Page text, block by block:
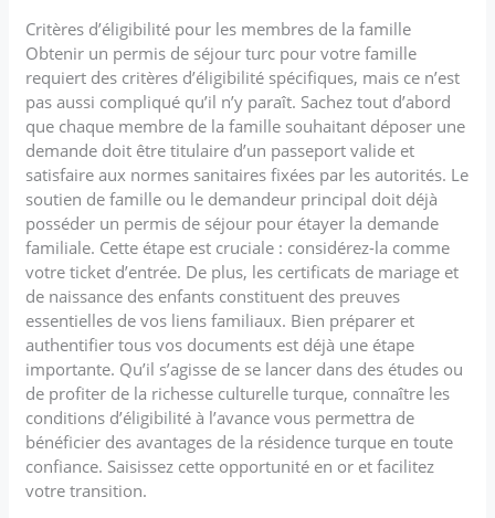
Critères d’éligibilité pour les membres de la famille
Obtenir un permis de séjour turc pour votre famille
requiert des critères d’éligibilité spécifiques, mais ce n’est
pas aussi compliqué qu’il n’y paraît. Sachez tout d’abord
que chaque membre de la famille souhaitant déposer une
demande doit être titulaire d’un passeport valide et
satisfaire aux normes sanitaires fixées par les autorités. Le
soutien de famille ou le demandeur principal doit déjà
posséder un permis de séjour pour étayer la demande
familiale. Cette étape est cruciale : considérez-la comme
votre ticket d’entrée. De plus, les certificats de mariage et
de naissance des enfants constituent des preuves
essentielles de vos liens familiaux. Bien préparer et
authentifier tous vos documents est déjà une étape
importante. Qu’il s’agisse de se lancer dans des études ou
de profiter de la richesse culturelle turque, connaître les
conditions d’éligibilité à l’avance vous permettra de
bénéficier des avantages de la résidence turque en toute
confiance. Saisissez cette opportunité en or et facilitez
votre transition.